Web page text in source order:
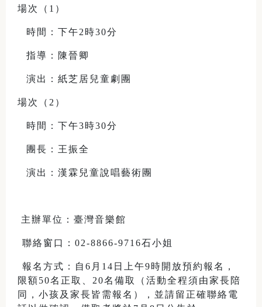
場次（1）
時間：下午2時30分
指導：陳晉卿
演出：紙芝居兒童劇團
場次（2）
時間：下午3時30分
團長：王振全
演出：漢霖兒童說唱藝術團
主辦單位：臺灣音樂館
 聯絡窗口：02-8866-9716石小姐
 報名方式：自6月14日上午9時開放預約報名，
限額50名正取、20名備取（活動全程須由家長陪
同，小孩及家長皆需報名），並請留正確聯絡電